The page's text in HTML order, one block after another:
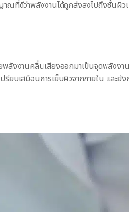
ที่ดีว่าพลังงานได้ถูกส่งลงไปถึงชั้นผิวเ
ลังงานคลื่นเสียงออกมาเป็นจุดพลังงา
เสมือนการเย็บผิวจากภายใน และยัง